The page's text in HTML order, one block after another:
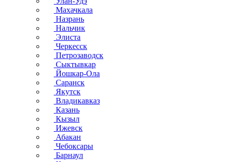
Махачкала
Назрань
Нальчик
Элиста
Черкесск
Петрозаводск
Сыктывкар
Йошкар-Ола
Саранск
Якутск
Владикавказ
Казань
Кызыл
Ижевск
Абакан
Чебоксары
Барнаул